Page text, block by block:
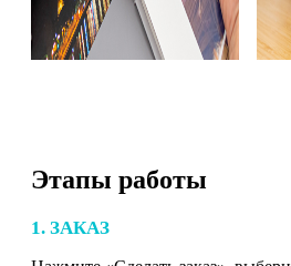
Этапы работы
1. ЗАКАЗ